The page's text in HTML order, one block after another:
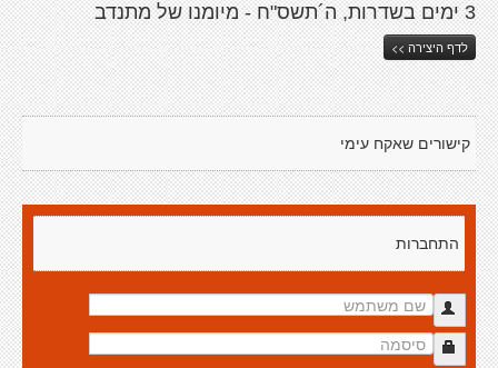
3 ימים בשדרות, ה´תשס"ח - מיומנו של מתנדב
לדף היצירה >>
קישורים שאקח עימי
התחברות